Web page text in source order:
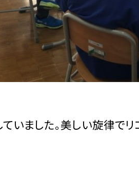
いました。美しい旋律で